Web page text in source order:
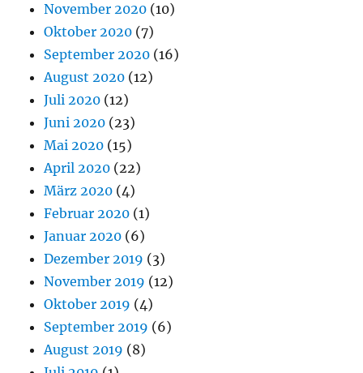
November 2020 (10)
Oktober 2020 (7)
September 2020 (16)
August 2020 (12)
Juli 2020 (12)
Juni 2020 (23)
Mai 2020 (15)
April 2020 (22)
März 2020 (4)
Februar 2020 (1)
Januar 2020 (6)
Dezember 2019 (3)
November 2019 (12)
Oktober 2019 (4)
September 2019 (6)
August 2019 (8)